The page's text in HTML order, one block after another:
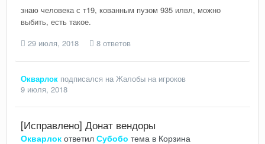
знаю человека с т19, кованным пузом 935 илвл, можно
выбить, есть такое.
29 июля, 2018
8 ответов
Окварлок подписался на Жалобы на игроков
9 июля, 2018
[Исправлено] Донат вендоры
Окварлок ответил Субобо тема в Корзина